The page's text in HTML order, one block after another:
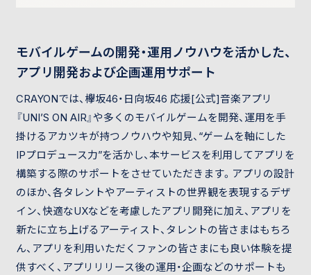
モバイルゲームの開発・運用ノウハウを活かした、
アプリ開発および企画運用サポート
CRAYONでは、欅坂46・日向坂46 応援[公式]音楽アプリ
『UNI’S ON AIR』や多くのモバイルゲームを開発、運用を手
掛けるアカツキが持つノウハウや知見、“ゲームを軸にした
IPプロデュース力”を活かし、本サービスを利用してアプリを
構築する際のサポートをさせていただきます。アプリの設計
のほか、各タレントやアーティストの世界観を表現するデザ
イン、快適なUXなどを考慮したアプリ開発に加え、アプリを
新たに立ち上げるアーティスト、タレントの皆さまはもちろ
ん、アプリを利用いただくファンの皆さまにも良い体験を提
供すべく、アプリリリース後の運用・企画などのサポートも